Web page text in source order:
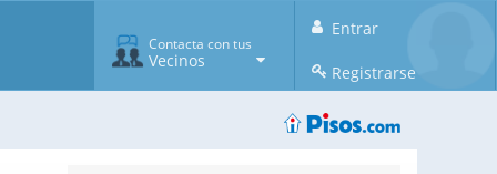
Entrar
Registrarse
Contacta con tus
Vecinos